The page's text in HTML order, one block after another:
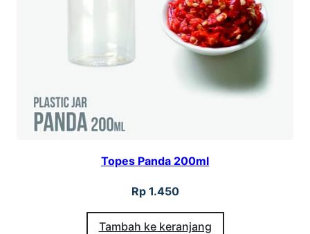
Topes Panda 200ml
Rp1.450
Tambah ke keranjang